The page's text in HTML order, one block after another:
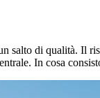
salto di qualità. Il
In cosa